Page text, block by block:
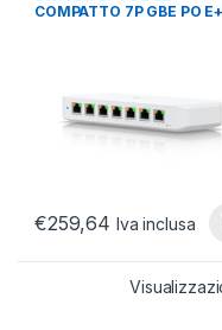
COMPATTO 7P GBE PO
€259,64 Iva inclusa